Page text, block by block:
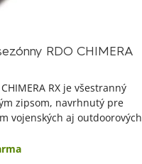
RDO CHIMERA
RX je všestranný
zipsom, navrhnutý pre
vojenských aj outdoorových